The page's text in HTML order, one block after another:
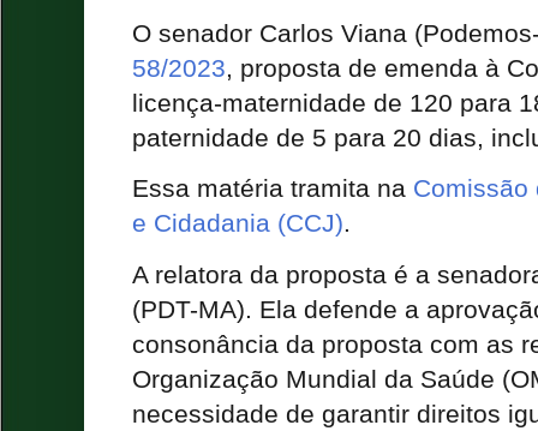
O senador Carlos Viana
58/2023, proposta de emenda à
licença-maternidade de 120 para
paternidade de 5 para 20 dias,
Essa matéria tramita na Comissão
e Cidadania (CCJ).
A relatora da proposta é a
(PDT-MA). Ela defende a
consonância da proposta com as
Organização Mundial da Saúde
necessidade de garantir direitos